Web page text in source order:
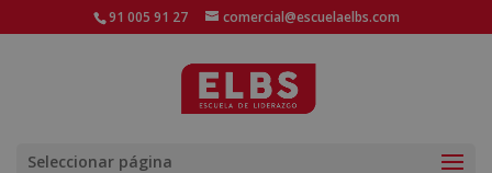
91 005 91 27 comercial@escuelaelbs.com
Seleccionar página